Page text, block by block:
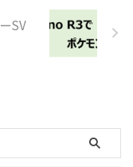
SV